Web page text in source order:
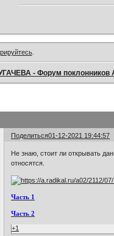
.
- Форум поклонников
Поделиться01-12-2021 19:44:57
Не знаю, стоит ли открывать
относятся.
Часть 1
Часть 2
+1